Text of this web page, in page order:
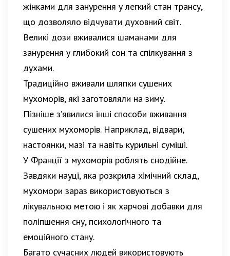
жінками для занурення у легкий стан трансу,
що дозволяло відчувати духовний світ.
Великі дози вживалися шаманами для
занурення у глибокий сон та спілкування з
духами.
Традиційно вживали шляпки сушених
мухоморів, які заготовляли на зиму.
Пізніше з’явилися інші способи вживання
сушених мухоморів. Наприклад, відвари,
настоянки, мазі та навіть курильні суміші.
У Франції з мухоморів роблять снодійне.
Завдяки науці, яка розкрила хімічний склад,
мухомори зараз використовуються з
лікувальною метою і як харчові добавки для
поліпшення сну, психологічного та
емоційного стану.
Багато сучасних людей використовують